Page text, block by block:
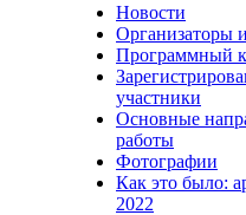
Новости
Организаторы
Программный
участники
Основные
работы
Фотографии
Как это было:
2022